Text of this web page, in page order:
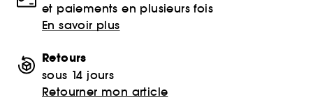
et paiements en plusieurs fois
En savoir plus
Retours
sous 14 jours
Retourner mon article